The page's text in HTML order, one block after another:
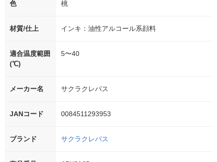
色 桃
材質/仕上 インキ：油性アルコール系顔料
適合温度範囲
(℃)
5〜40
メーカー名 サクラクレパス
JANコード 0084511293953
ブランド サクラクレパス